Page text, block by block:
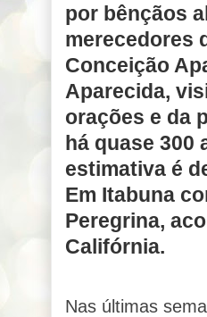
por bênçãos
merecedores
Conceição
Aparecida,
orações e da
há quase 300
estimativa é
Em Itabuna
Peregrina,
Califórnia.
Nas últimas